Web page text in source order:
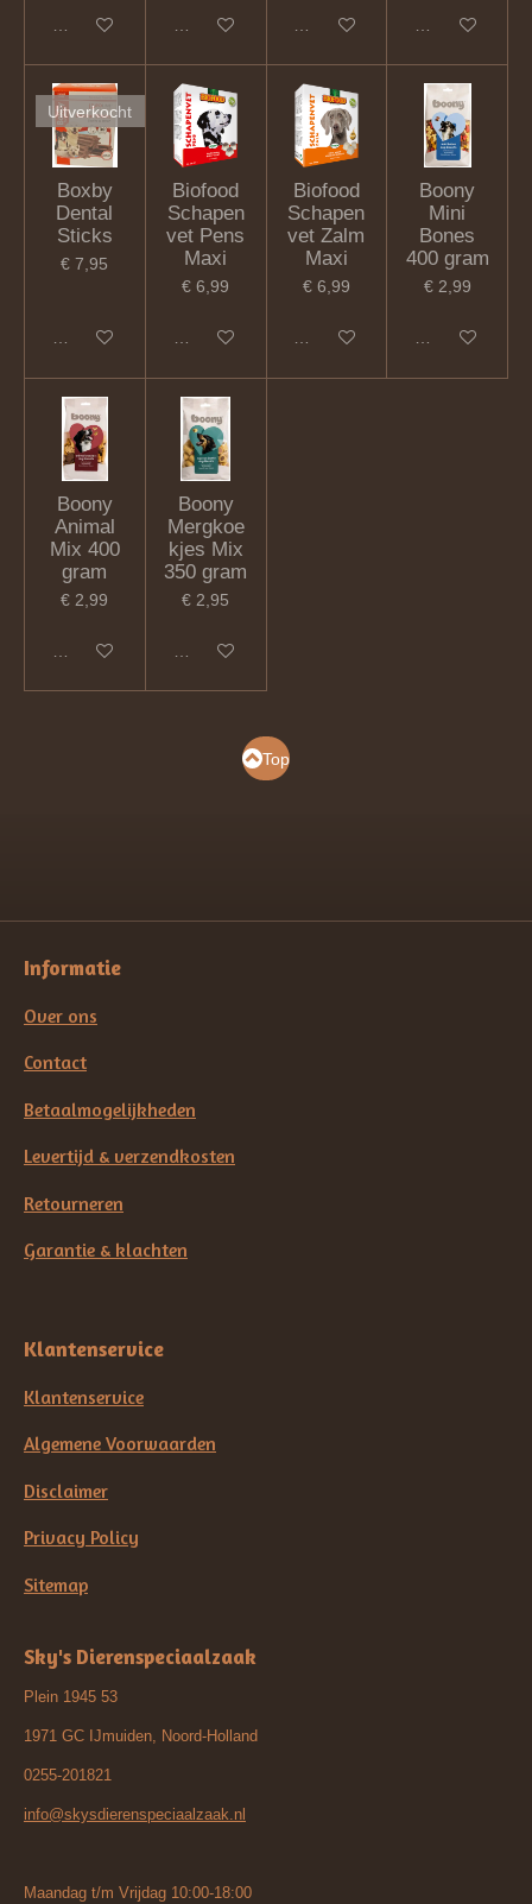
In winkelwagen In winkelwagen In winkelwagen In winkelwagen
Uitverkocht
Boxby
Dental
Sticks
€ 7,95
Houd mij op de hoogte
Biofood
Schapen
vet Pens
Maxi
€ 6,99
In winkelwagen
Biofood
Schapen
vet Zalm
Maxi
€ 6,99
In winkelwagen
Boony
Mini
Bones
400 gram
€ 2,99
In winkelwagen
Boony
Animal
Mix 400
gram
€ 2,99
In winkelwagen
Boony
Mergkoe
kjes Mix
350 gram
€ 2,95
In winkelwagen
Top
Informatie
Over ons
Contact
Betaalmogelijkheden
Levertijd & verzendkosten
Retourneren
Garantie & klachten
Klantenservice
Klantenservice
Algemene Voorwaarden
Disclaimer
Privacy Policy
Sitemap
Sky's Dierenspeciaalzaak
Plein 1945 53
1971 GC IJmuiden, Noord-Holland
0255-201821
info@skysdierenspeciaalzaak.nl
Maandag t/m Vrijdag 10:00-18:00